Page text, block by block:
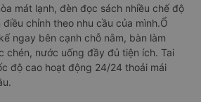
mát lạnh, đèn đọc sách nhiều chế độ
chỉnh theo nhu cầu của mình.Ổ
ngay bên cạnh chỗ nằm, bàn làm
chén, nước uống đầy đủ tiện ích. Tai
độ cao hoạt động 24/24 thoải mái